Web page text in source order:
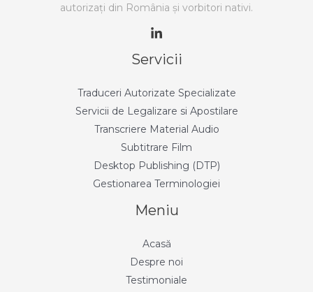
autorizaţi din România şi vorbitori nativi.
Servicii
Traduceri Autorizate Specializate
Servicii de Legalizare si Apostilare
Transcriere Material Audio
Subtitrare Film
Desktop Publishing (DTP)
Gestionarea Terminologiei
Meniu
Acasă
Despre noi
Testimoniale